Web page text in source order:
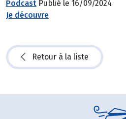
Podcast Publié le 16/09/2024
Je découvre
Retour à la liste